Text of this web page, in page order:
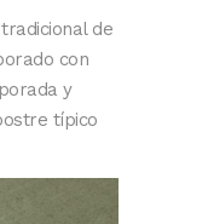
de
con
y
típico